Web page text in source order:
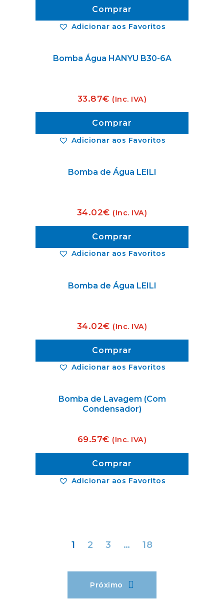
Adicionar aos Favoritos
Comprar
Adicionar aos Favoritos
Bomba Água HANYU B30-6A
33.87€ (Inc. IVA)
Comprar
Adicionar aos Favoritos
Bomba de Água LEILI
34.02€ (Inc. IVA)
Comprar
Adicionar aos Favoritos
Bomba de Água LEILI
34.02€ (Inc. IVA)
Comprar
Adicionar aos Favoritos
Bomba de Lavagem (Com
Condensador)
69.57€ (Inc. IVA)
Comprar
1 2 3 … 18
Próximo